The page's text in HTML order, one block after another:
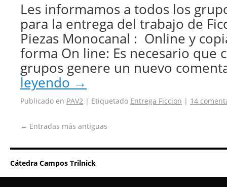
Les informamos a todos los
para la entrega del trabajo de
Piezas Monocanal : Online y
forma On line: Es necesario que
grupos genere un nuevo
leyendo →
Publicado en PAV2 | Etiquetado Entrega Ficcion | 14
← Entradas más antiguas
Cátedra Campos Trilnick